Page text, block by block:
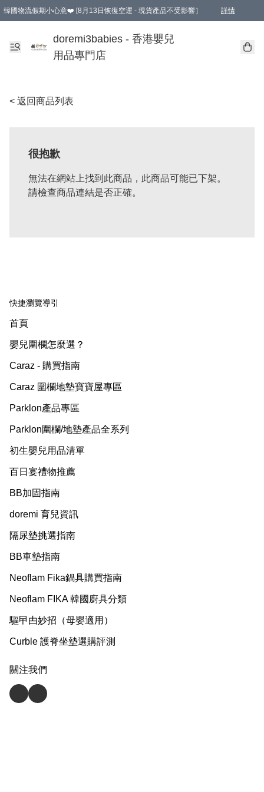
韓國物流假期小心意❤️ [8月13日恢復空運 - 現貨產品不受影響］ 詳情
新會員首張訂單滿$600即享9折優惠！(部份超優惠產品 & 品牌指定價除外)
doremi3babies - 香港嬰兒
用品專門店
< 返回商品列表
很抱歉
無法在網站上找到此商品，此商品可能已下架。
請檢查商品連結是否正確。
快捷瀏覽導引
首頁
嬰兒圍欄怎麼選？
Caraz - 購買指南
Caraz 圍欄地墊寶寶屋專區
Parklon產品專區
Parklon圍欄/地墊產品全系列
初生嬰兒用品清單
百日宴禮物推薦
BB加固指南
doremi 育兒資訊
隔尿墊挑選指南
BB車墊指南
Neoflam Fika鍋具購買指南
Neoflam FIKA 韓國廚具分類
驅曱甴妙招（母嬰適用）
Curble 護脊坐墊選購評測
關注我們